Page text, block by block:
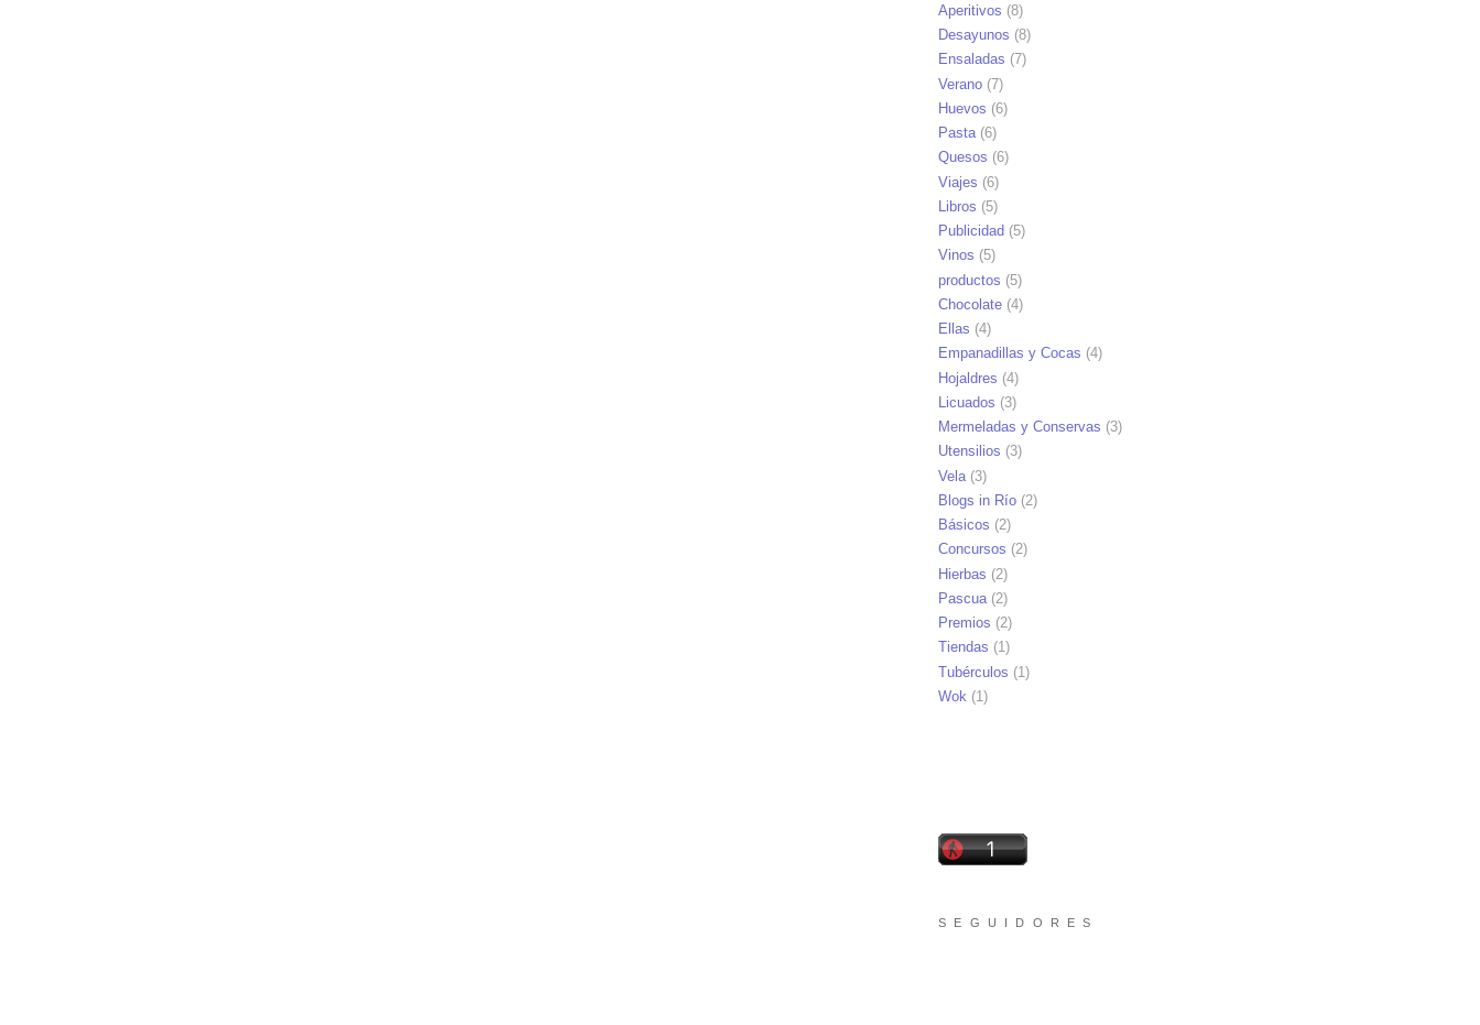
Aperitivos (8)
Desayunos (8)
Ensaladas (7)
Verano (7)
Huevos (6)
Pasta(6)
Quesos (6)
Viajes (6)
Libros (5)
Publicidad (5)
Vinos (5)
productos (5)
Chocolate (4)
Ellas (4)
Empanadillas y Cocas (4)
Hojaldres (4)
Licuados (3)
Mermeladas y Conservas (3)
Utensilios (3)
Vela (3)
Blogs in Río (2)
Básicos (2)
Concursos (2)
Hierbas (2)
Pascua (2)
Premios (2)
Tiendas (1)
Tubérculos (1)
Wok (1)
S E G U I D O R E S